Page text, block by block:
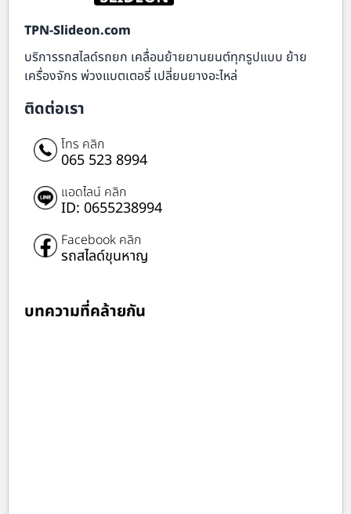
TPN-Slideon.com
บริการรถสไลด์รถยก เคลื่อนย้ายยานยนต์ทุกรูปแบบ ย้าย
เครื่องจักร พ่วงแบตเตอรี่ เปลี่ยนยางอะไหล่
ติดต่อเรา
โทร คลิก
065 523 8994
แอดไลน์ คลิก
ID: 0655238994
Facebook คลิก
รถสไลด์ขุนหาญ
บทความที่คล้ายกัน